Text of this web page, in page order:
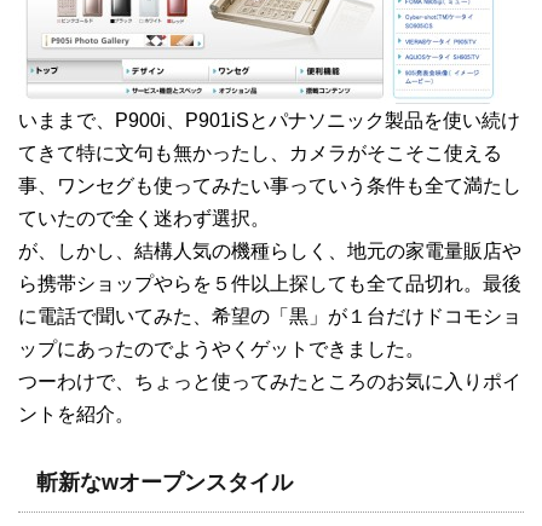
いままで、P900i、P901iSとパナソニック製品を使い続け
てきて特に文句も無かったし、カメラがそこそこ使える
事、ワンセグも使ってみたい事っていう条件も全て満たし
ていたので全く迷わず選択。
が、しかし、結構人気の機種らしく、地元の家電量販店や
ら携帯ショップやらを５件以上探しても全て品切れ。最後
に電話で聞いてみた、希望の「黒」が１台だけドコモショ
ップにあったのでようやくゲットできました。
つーわけで、ちょっと使ってみたところのお気に入りポイ
ントを紹介。
斬新なwオープンスタイル